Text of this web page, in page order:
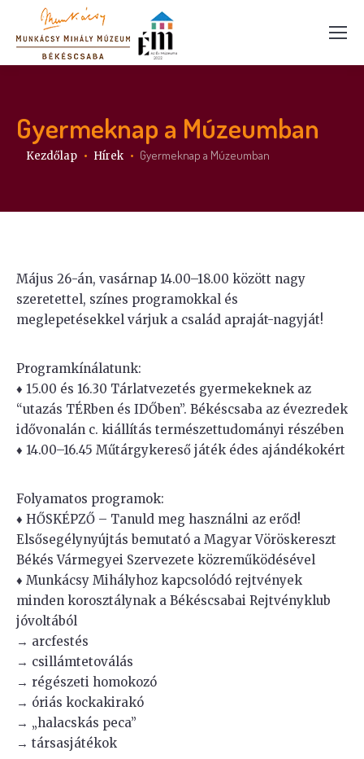
Gyermeknap a Múzeumban
Itt vagy:
Kezdőlap Hírek Gyermeknap a Múzeumban
Május 26-án, vasárnap 14.00–18.00 között nagy
szeretettel, színes programokkal és
meglepetésekkel várjuk a család apraját-nagyját!
Programkínálatunk:
♦ 15.00 és 16.30 Tárlatvezetés gyermekeknek az
“utazás TÉRben és IDŐben”. Békéscsaba az évezredek
idővonalán c. kiállítás természettudományi részében
♦ 14.00–16.45 Műtárgykereső játék édes ajándékokért
Folyamatos programok:
♦ HŐSKÉPZŐ – Tanuld meg használni az erőd!
Elsősegélynyújtás bemutató a Magyar Vöröskereszt
Békés Vármegyei Szervezete közreműködésével
♦ Munkácsy Mihályhoz kapcsolódó rejtvények
minden korosztálynak a Békéscsabai Rejtvényklub
jóvoltából
→ arcfestés
→ csillámtetoválás
→ régészeti homokozó
→ óriás kockakirakó
→ „halacskás peca”
→ társasjátékok